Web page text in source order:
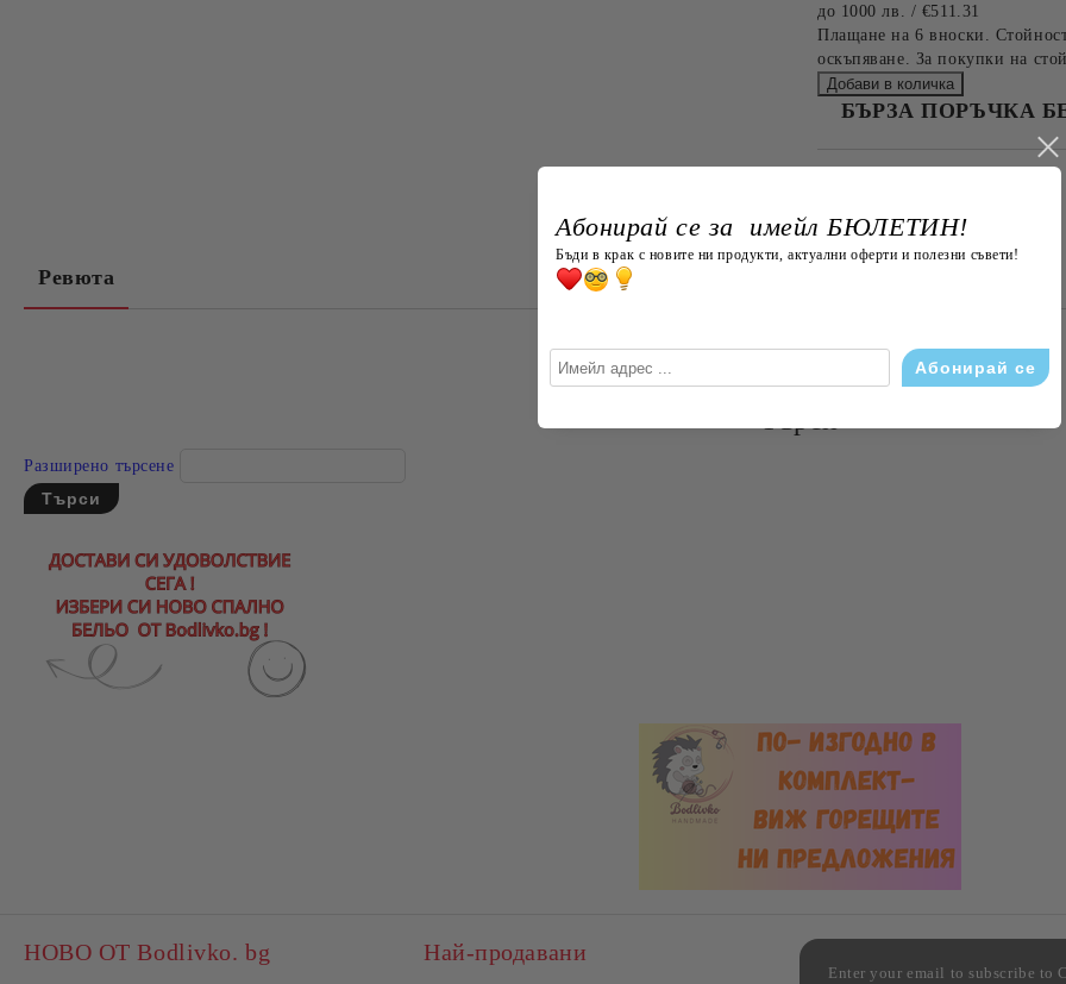
до 1000 лв. / €511.31
Плащане на 6 вноски.
оскъпяване. За покупки на
БЪРЗА ПОРЪЧКА
САМО ПОПЪЛНЕТЕ 4 ПОЛЕТА
Ревюта
Разширено търсене
НОВО ОТ Bodlivko. bg Най-продавани
Enter your email to subscribe
Абонирай се за имейл БЮЛЕТИН!
Бъди в крак с новите ни продукти, актуални оферти и полезни съвети!